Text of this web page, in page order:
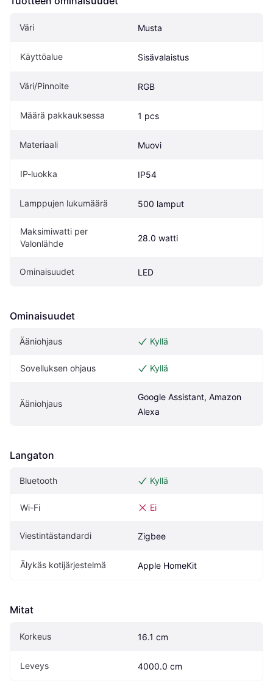
Väri Musta
Käyttöalue Sisävalaistus
Väri/Pinnoite RGB
Määrä pakkauksessa 1 pcs
Materiaali Muovi
IP-luokka IP54
Lamppujen lukumäärä 500 lamput
Maksimiwatti per
Valonlähde
28.0 watti
Ominaisuudet LED
Ominaisuudet
Ääniohjaus Kyllä
Sovelluksen ohjaus Kyllä
Ääniohjaus
Google Assistant, Amazon
Alexa
Langaton
Bluetooth Kyllä
Wi-Fi Ei
Viestintästandardi Zigbee
Älykäs kotijärjestelmä Apple HomeKit
Mitat
Korkeus 16.1 cm
Leveys 4000.0 cm